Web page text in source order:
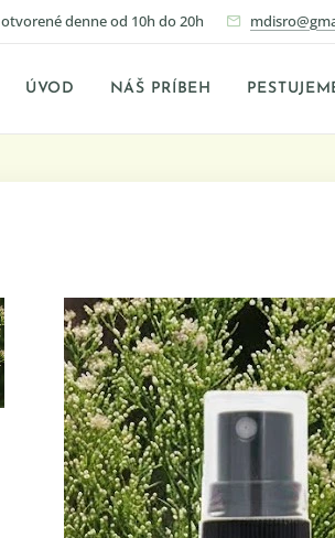
otvorené denne od 10h do 20h
ÚVOD NÁŠ PRÍBEH